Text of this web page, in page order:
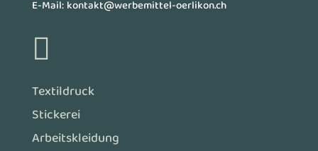
E-Mail:kontakt@werbemittel-oerlikon.ch

Textildruck
Stickerei
Arbeitskleidung